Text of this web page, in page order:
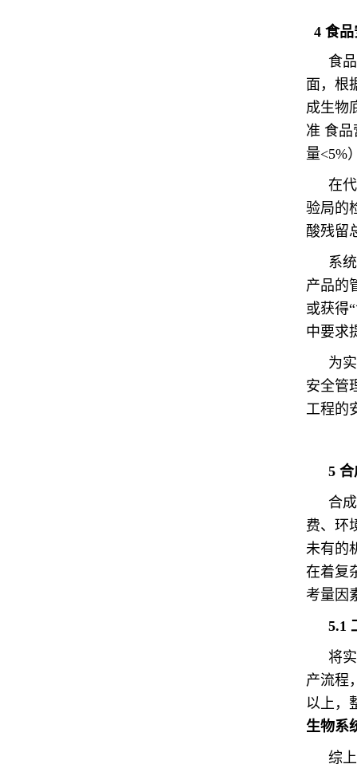
4 食品
食
面，根
成生物
准 食
量<5%
在
验局的
酸残留
系
产品的
或获得
中要求
为
安全管
工程的
5 合
合
费、环
未有的
在着复
考量因
5.1
将
产流程
以上，
生物系
综